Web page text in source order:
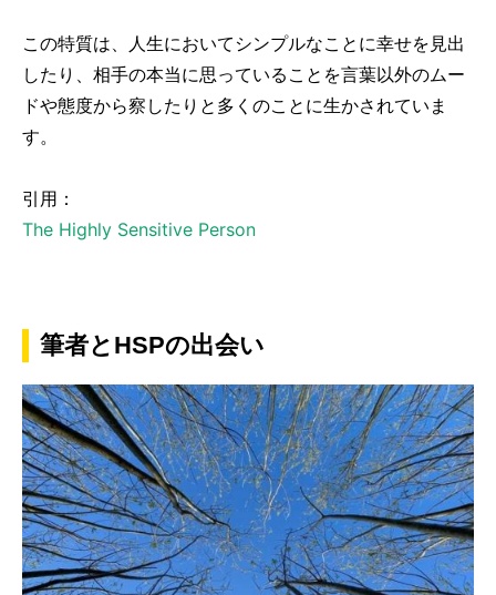
この特質は、人生においてシンプルなことに幸せを見出
したり、相手の本当に思っていることを言葉以外のムー
ドや態度から察したりと多くのことに生かされていま
す。
引用：
The Highly Sensitive Person
筆者とHSPの出会い